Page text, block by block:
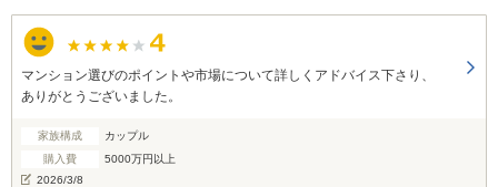
マンション選びのポイントや市場について詳しくアドバイス下さり、
ありがとうございました。
家族構成
カップル
購入費
5000万円以上
2026/3/8